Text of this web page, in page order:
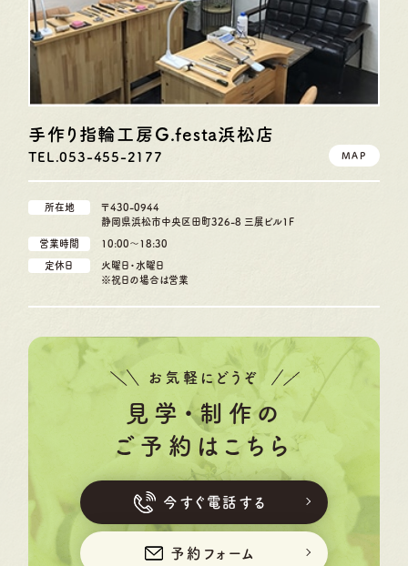
手作り指輪工房G.festa浜松店
TEL.053-455-2177 MAP
所在地
〒430-0944
静岡県浜松市中央区田町326-8 三展ビル1F
営業時間 10:00〜18:30
定休日
火曜日・水曜日
※祝日の場合は営業
お気軽にどうぞ
見学・制作の
ご予約はこちら
今すぐ電話する
予約フォーム